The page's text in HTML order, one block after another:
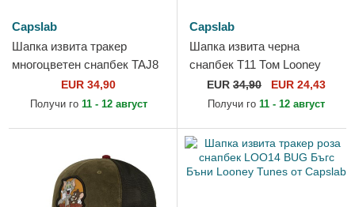
Capslab
Шапка извита тракер
многоцветен снапбек TAJ8
TAJB Том и Джери Looney
Tunes от Capslab
EUR 34,90
Получи го 11 - 12 август
Capslab
Шапка извита черна
снапбек T11 Том Looney
Tunes от Capslab
EUR 34,90 EUR 24,43
Получи го 11 - 12 август